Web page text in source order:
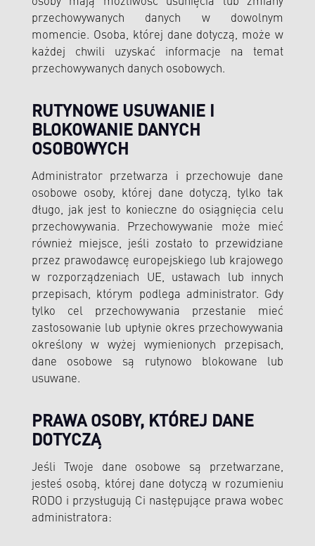
przechowywanych danych w dowolnym
momencie. Osoba, której dane dotyczą, może w
każdej chwili uzyskać informacje na temat
przechowywanych danych osobowych.
RUTYNOWE USUWANIE I
BLOKOWANIE DANYCH
OSOBOWYCH
Administrator przetwarza i przechowuje dane
osobowe osoby, której dane dotyczą, tylko tak
długo, jak jest to konieczne do osiągnięcia celu
przechowywania. Przechowywanie może mieć
również miejsce, jeśli zostało to przewidziane
przez prawodawcę europejskiego lub krajowego
w rozporządzeniach UE, ustawach lub innych
przepisach, którym podlega administrator. Gdy
tylko cel przechowywania przestanie mieć
zastosowanie lub upłynie okres przechowywania
określony w wyżej wymienionych przepisach,
dane osobowe są rutynowo blokowane lub
usuwane.
PRAWA OSOBY, KTÓREJ DANE
DOTYCZĄ
Jeśli Twoje dane osobowe są przetwarzane,
jesteś osobą, której dane dotyczą w rozumieniu
RODO i przysługują Ci następujące prawa wobec
administratora: